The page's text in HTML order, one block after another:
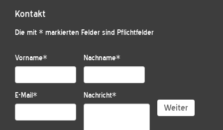
Kontakt
Die mit * markierten Felder sind Pflichtfelder
Vorname* Nachname*
E-Mail* Nachricht*
Weiter